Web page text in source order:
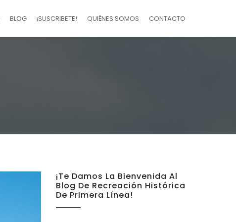
BLOG ¡SUSCRIBETE! QUIÉNES SOMOS CONTACTO
¡Te Damos La Bienvenida Al
Blog De Recreación Histórica
De Primera Línea!